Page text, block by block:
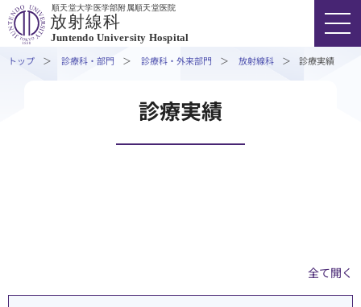
順天堂大学医学部附属順天堂医院
放射線科
Juntendo University Hospital
トップ 診療科・部門 診療科・外来部門 放射線科 診療実績
診療実績
全て開く
外来担当医表・休診情報
専⾨外来・特殊外来
受診の方へ 放射線治療部門紹介動画
COLOR
03-3813-3111
診療科・部門